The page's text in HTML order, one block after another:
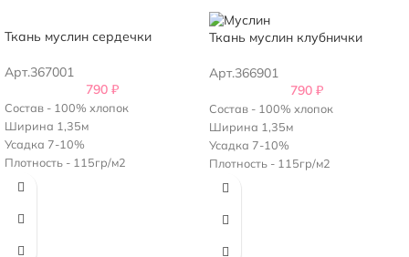
Ткань муслин сердечки
Арт.367001
790 ₽
Состав - 100% хлопок
Ширина 1,35м
Усадка 7-10%
Плотность - 115гр/м2
Ткань муслин клубнички
Арт.366901
790 ₽
Состав - 100% хлопок
Ширина 1,35м
Усадка 7-10%
Плотность - 115гр/м2